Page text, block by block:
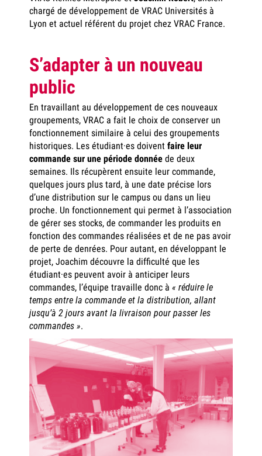
chargé de développement de VRAC Universités à
Lyon et actuel référent du projet chez VRAC France.
S’adapter à un nouveau
public
En travaillant au développement de ces nouveaux
groupements, VRAC a fait le choix de conserver un
fonctionnement similaire à celui des groupements
historiques. Les étudiant·es doivent faire leur
commande sur une période donnée de deux
semaines. Ils récupèrent ensuite leur commande,
quelques jours plus tard, à une date précise lors
d’une distribution sur le campus ou dans un lieu
proche. Un fonctionnement qui permet à l’association
de gérer ses stocks, de commander les produits en
fonction des commandes réalisées et de ne pas avoir
de perte de denrées. Pour autant, en développant le
projet, Joachim découvre la difficulté que les
étudiant·es peuvent avoir à anticiper leurs
commandes, l’équipe travaille donc à « réduire le
temps entre la commande et la distribution, allant
jusqu’à 2 jours avant la livraison pour passer les
commandes ».